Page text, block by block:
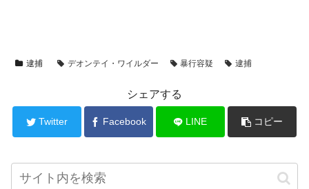
逮捕 デオンテイ・ワイルダー 暴行容疑 逮捕
シェアする
Twitter Facebook LINE コピー